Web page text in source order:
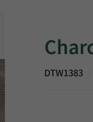
DTW1383